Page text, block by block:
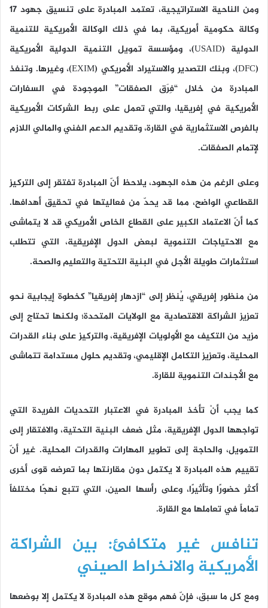
ومن الناحية الاستراتيجية، تعتمد المبادرة على تنسيق جهود 17
وكالة حكومية أمريكية، بما في ذلك الوكالة الأمريكية للتنمية
الدولية (USAID)، ومؤسسة تمويل التنمية الدولية الأمريكية
(DFC)، وبنك التصدير والاستيراد الأمريكي (EXIM)، وغيرها. وتنفذ
المبادرة من خلال “فِرَق الصفقات” الموجودة في السفارات
الأمريكية في إفريقيا، والتي تعمل على ربط الشركات الأمريكية
بالفرص الاستثمارية في القارة، وتقديم الدعم الفني والمالي اللازم
لإتمام الصفقات.
وعلى الرغم من هذه الجهود، يلاحظ أنّ المبادرة تفتقر إلى التركيز
القطاعي الواضح، مما قد يحدّ من فعاليتها في تحقيق أهدافها.
كما أنّ الاعتماد الكبير على القطاع الخاص الأمريكي قد لا يتماشى
مع الاحتياجات التنموية لبعض الدول الإفريقية، التي تتطلب
استثمارات طويلة الأجل في البنية التحتية والتعليم والصحة.
من منظور إفريقي، يُنظر إلى “ازدهار إفريقيا” كخطوة إيجابية نحو
تعزيز الشراكة الاقتصادية مع الولايات المتحدة؛ ولكنها تحتاج إلى
مزيد من التكيف مع الأولويات الإفريقية، والتركيز على بناء القدرات
المحلية، وتعزيز التكامل الإقليمي، وتقديم حلول مستدامة تتماشى
مع الأجندات التنموية للقارة.
كما يجب أنْ تأخذ المبادرة في الاعتبار التحديات الفريدة التي
تواجهها الدول الإفريقية، مثل ضعف البنية التحتية، والافتقار إلى
التمويل، والحاجة إلى تطوير المهارات والقدرات المحلية. غير أنّ
تقييم هذه المبادرة لا يكتمل دون مقارنتها بما تعرضه قوى أخرى
أكثر حضورًا وتأثيرًا، وعلى رأسها الصين، التي تتبع نهجًا مختلفاً
تماماً في تعاملها مع القارة.
تنافس غير متكافئ: بين الشراكة
الأمريكية والانخراط الصيني
ومع كل ما سبق، فإنّ فهم موقع هذه المبادرة لا يكتمل إلا بوضعها